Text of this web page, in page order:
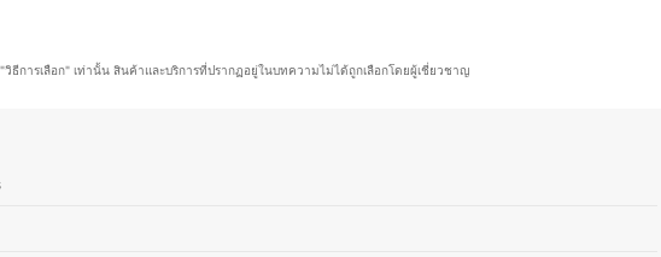
งวัตถุดิบที่หาได้ในญี่ปุ่น และปรับรสชาติให้เข้ากับวัฒนธรรมการกินของที่นี่ อีกทั้งยังสนุกกับการแบ่งปันเรื่อง
ธีการเลือก" เท่านั้น สินค้าและบริการที่ปรากฏอยู่ในบทความไม่ได้ถูกเลือกโดยผู้เชี่ยวชาญ